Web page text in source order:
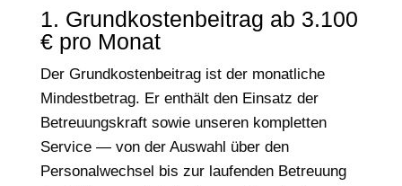
1. Grundkostenbeitrag ab 3.100
€ pro Monat
Der Grundkostenbeitrag ist der monatliche
Mindestbetrag. Er enthält den Einsatz der
Betreuungskraft sowie unseren kompletten
Service — von der Auswahl über den
Personalwechsel bis zur laufenden Betreuung